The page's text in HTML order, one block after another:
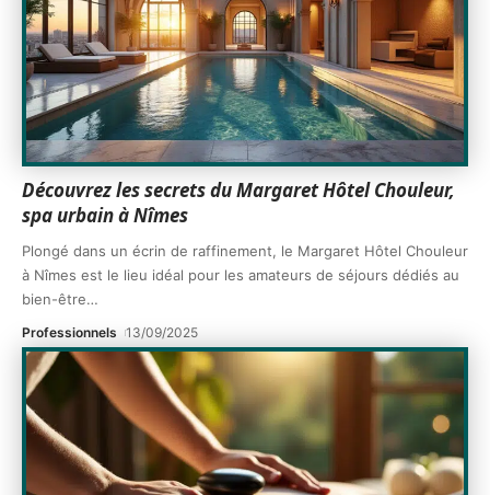
Découvrez les secrets du Margaret Hôtel Chouleur,
spa urbain à Nîmes
Plongé dans un écrin de raffinement, le Margaret Hôtel Chouleur
à Nîmes est le lieu idéal pour les amateurs de séjours dédiés au
bien-être…
Professionnels 13/09/2025